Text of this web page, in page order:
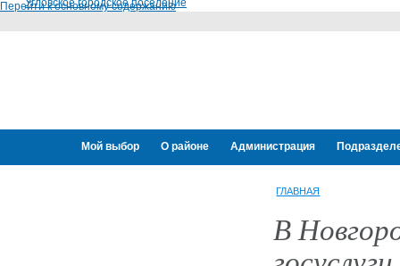
Перейти к основному содержанию
Угловское городское поселение
Мой выбор О районе Администрация
ГЛАВНАЯ
В